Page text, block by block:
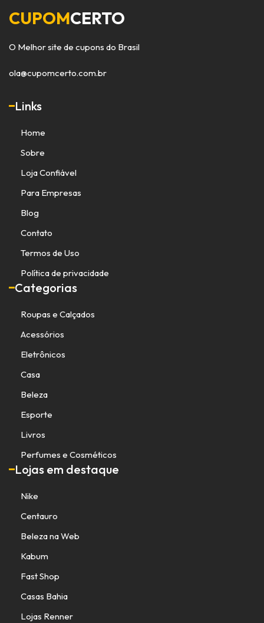
CUPOMCERTO
O Melhor site de cupons do Brasil
ola@cupomcerto.com.br
Links
Home
Sobre
Loja Confiável
Para Empresas
Blog
Contato
Termos de Uso
Política de privacidade
Categorias
Roupas e Calçados
Acessórios
Eletrônicos
Casa
Beleza
Esporte
Livros
Perfumes e Cosméticos
Lojas em destaque
Nike
Centauro
Beleza na Web
Kabum
Fast Shop
Casas Bahia
Lojas Renner